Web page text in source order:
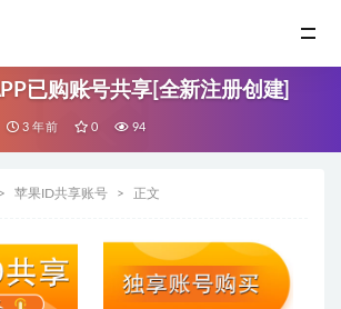
已购账号共享[全新注册创建]
3 年前 0 94
苹果ID共享账号 正文